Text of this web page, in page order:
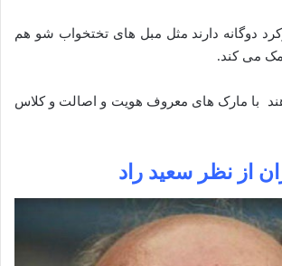
دوگانه دارند مثل مبل های تختخواب شو هم
می کند.
با مارک های معروف هویت و اصالت و کلاس
از نظر سعید راد